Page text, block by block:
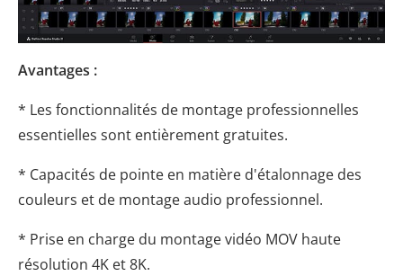
Avantages :
* Les fonctionnalités de montage professionnelles
essentielles sont entièrement gratuites.
* Capacités de pointe en matière d'étalonnage des
couleurs et de montage audio professionnel.
* Prise en charge du montage vidéo MOV haute
résolution 4K et 8K.